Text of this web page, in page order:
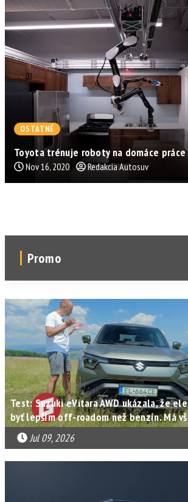
OSTATNÉ
Toyota trénuje roboty na domáce práce
Nov 16, 2020 Redakcia Autosuv
Promo
Test: Suzuki eVitara AWD ukázala, že
byť lepším off-roadom než benzín. Má
Jul 09, 2026